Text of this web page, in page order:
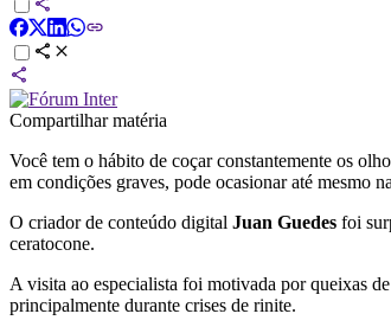
Compartilhar matéria
Você tem o hábito de coçar constantemente os
em condições graves, pode ocasionar até mesmo
O criador de conteúdo digital Juan Guedes foi
ceratocone.
A visita ao especialista foi motivada por queixas
principalmente durante crises de rinite.